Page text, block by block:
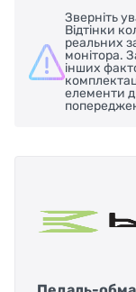
Зверніть
Відтінки
реальних
монітора.
інших
елементи